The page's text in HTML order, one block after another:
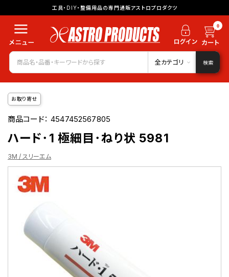
工具・DIY・整備用品の専門通販アストロプロダクツ
0
全カテゴリ 検索
お取り寄せ
商品コード：4547452567805
ハード･1 極細目･ねり状 5981
3M / スリーエム